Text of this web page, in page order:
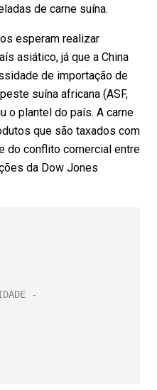
de carne suína.
esperam realizar
asiático, já que a China
de importação de
suína africana (ASF,
o plantel do país. A carne
que são taxados com
do conflito comercial entre
da Dow Jones